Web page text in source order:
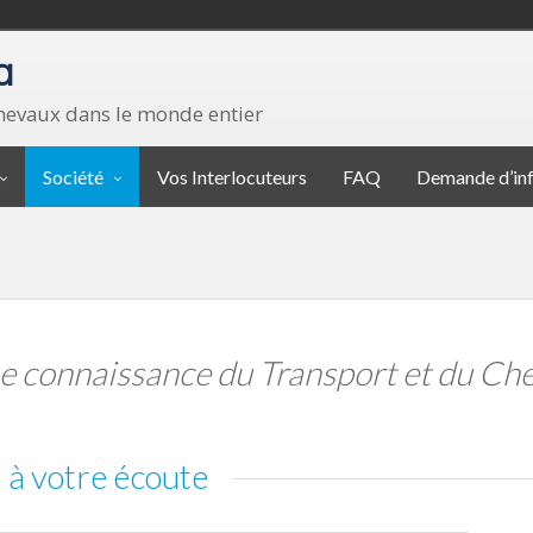
dans le monde entier
Société Vos Interlocuteurs FAQ Demande
connaissance du Transport et du
votre écoute